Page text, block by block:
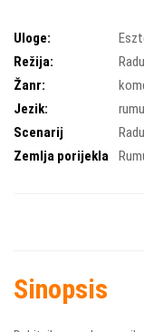
Uloge:
Režija:
Žanr:
Jezik:
Scenarij
Zemlja porijekla
Sinopsis